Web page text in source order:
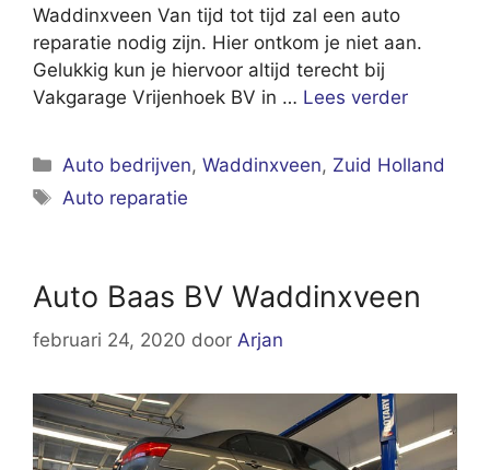
Waddinxveen Van tijd tot tijd zal een auto
reparatie nodig zijn. Hier ontkom je niet aan.
Gelukkig kun je hiervoor altijd terecht bij
Vakgarage Vrijenhoek BV in … Lees verder
Categorieën
Auto bedrijven,Waddinxveen, Zuid Holland
Tags
Auto reparatie
Auto Baas BV Waddinxveen
februari 24, 2020 door Arjan